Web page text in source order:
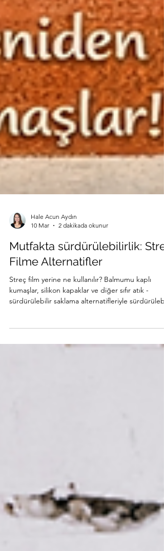
Hale Acun Aydın
10 Mar
2 dakikada okunur
Mutfakta sürdürülebilirlik:
Filme Alternatifler
kumaşlar, silikon kapaklar ve diğer sıfır atık -
sürdürülebilir saklama alternatifleriyle